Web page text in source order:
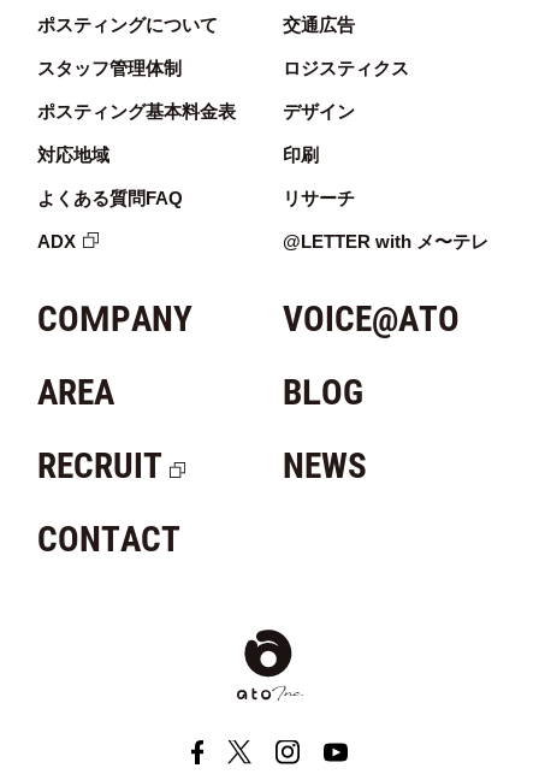
ポスティングについて
スタッフ管理体制
ポスティング基本料金表
対応地域
よくある質問FAQ
ADX
交通広告
ロジスティクス
デザイン
印刷
リサーチ
@LETTER with メ〜テレ
COMPANY
AREA
RECRUIT
VOICE@ATO
BLOG
NEWS
CONTACT